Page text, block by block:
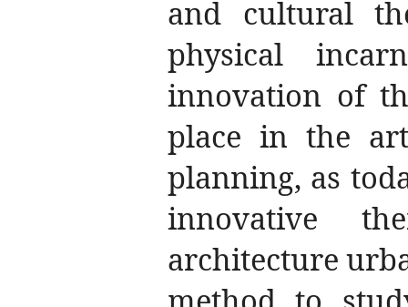
and cultural
physical
innovation of
place in the
planning, as
innovative
architecture